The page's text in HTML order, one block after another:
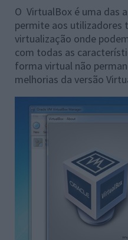
O VirtualBox é uma das
permite aos utilizadores
virtualização onde
com todas as
forma virtual não
melhorias da versão